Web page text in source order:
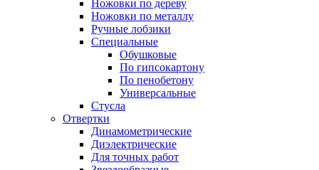
Ножовки по дереву
Ножовки по металлу
Ручные лобзики
Специальные
Обушковые
По гипсокартону
По пенобетону
Универсальные
Стусла
Отвертки
Динамометрические
Диэлектрические
Для точных работ